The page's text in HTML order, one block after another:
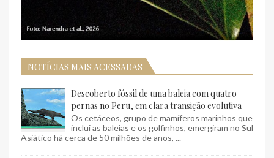
NOTÍCIAS MAIS ACESSADAS
Descoberto fóssil de uma baleia com quatro
pernas no Peru, em clara transição evolutiva
Os cetáceos, grupo de mamíferos marinhos que
inclui as baleias e os golfinhos, emergiram no Sul
Asiático há cerca de 50 milhões de anos, ...